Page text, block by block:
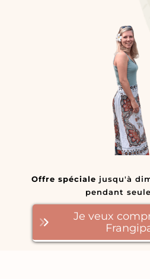
Offre spéciale jusqu'à
pendant
Je veux